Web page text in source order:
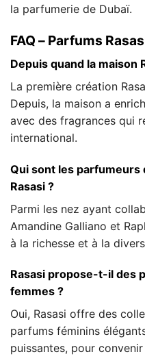
la parfumerie de Dubaï.
FAQ – Parfums
Depuis quand la maison
La première création
Depuis, la maison a
avec des fragrances qui
international.
Qui sont les
Rasasi ?
Parmi les nez ayant
Amandine Galliano et
à la richesse et à la
Rasasi propose-t-il des
femmes ?
Oui, Rasasi offre des
parfums féminins
puissantes, pour